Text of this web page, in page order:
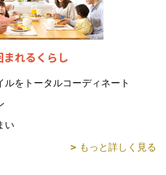
れるくらし
ルをトータルコーディネート
い
もっと詳しく見る